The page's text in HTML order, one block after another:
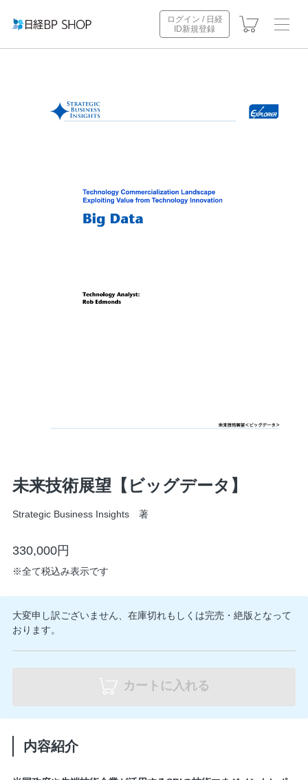
ログイン / 日経
ID新規登録
未来技術展望【ビッグデータ】
Strategic Business Insights 著
330,000円
※全て税込み表示です
大変申し訳ございません、在庫切れもしくは完売・絶版となって
おります。
カートに入れる
内容紹介